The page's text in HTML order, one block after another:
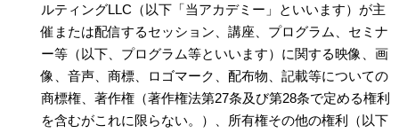
ルティングLLC（以下「当アカデミー」といいます）が主
催または配信するセッション、講座、プログラム、セミナ
ー等（以下、プログラム等といいます）に関する映像、画
像、音声、商標、ロゴマーク、配布物、記載等についての
商標権、著作権（著作権法第27条及び第28条で定める権利
を含むがこれに限らない。）、所有権その他の権利（以下